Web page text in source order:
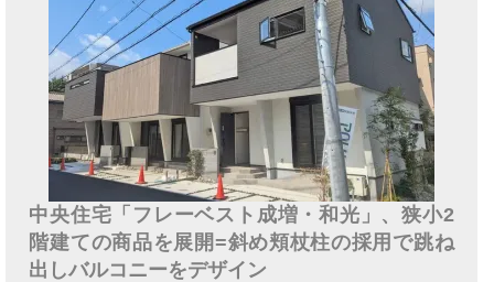
中央住宅「フレーベスト成増・和光」、狭小2
階建ての商品を展開=斜め頬杖柱の採用で跳ね
出しバルコニーをデザイン